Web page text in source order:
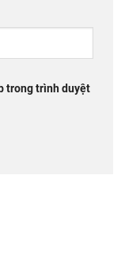
trong trình duyệt